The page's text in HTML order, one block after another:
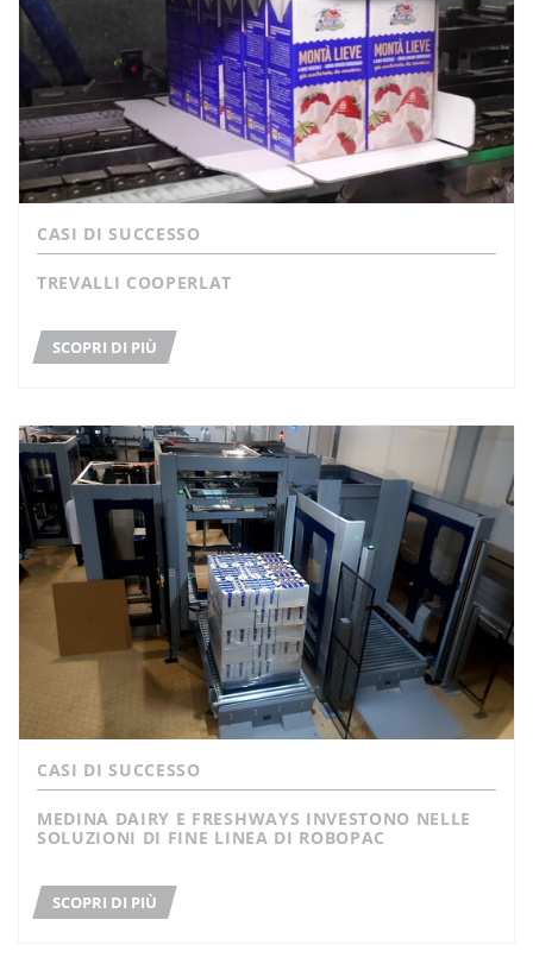
CASI DI SUCCESSO
TREVALLI COOPERLAT
SCOPRI DI PIÙ
CASI DI SUCCESSO
MEDINA DAIRY E FRESHWAYS INVESTONO NELLE
SOLUZIONI DI FINE LINEA DI ROBOPAC
SCOPRI DI PIÙ